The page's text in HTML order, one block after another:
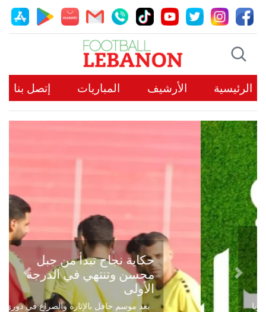
الرئيسية الأرشيف المباريات إتصل بنا
حكاية نجاح تبدأ من جبل
محسن وتنتهي في الدرجة
الأولى
بعد موسم حافل بالإثارة والصراع في دوري
Previous
Next